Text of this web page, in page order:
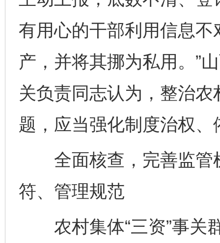
有用心的干部利用信息
产，并将其挪为私用。”
关负责同志认为，整治农
题，应当强化制度治权
全面核查，完善监管
符、管理规范
农村集体“三资”事关